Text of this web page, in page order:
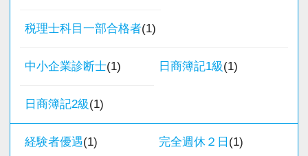
・半年～1年の調整も可能
まずはカジュアル面談からでも歓迎です
＜幅広い経験・成長環境＞
・9割が紹介の安定基盤
・個人～大企業まで幅広く経験可能
・税務顧問＋資産税に関与
・相続／事業承継／M&Aにも対応
税理士科目一部合格者(1)
中小企業診断士(1) 日商簿記1級(1)
日商簿記2級(1)
経験者優遇(1) 完全週休２日 (1)